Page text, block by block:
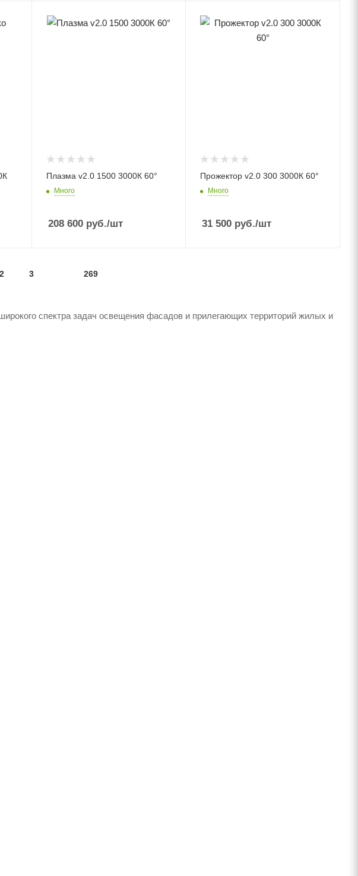
Плазма v2.0 1500 3000К 60°
Много
208 600руб./шт
Прожектор v2.0 300 3000К 60°
Много
31 500 руб./шт
2 3 269
спектра задач освещения фасадов и прилегающих территорий жилых и